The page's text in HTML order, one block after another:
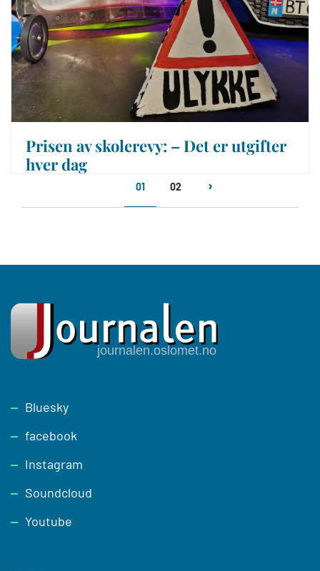
Prisen av skolerevy: – Det er utgifter
hver dag
01 02
Footer
Bluesky
facebook
Instagram
Soundcloud
Youtube